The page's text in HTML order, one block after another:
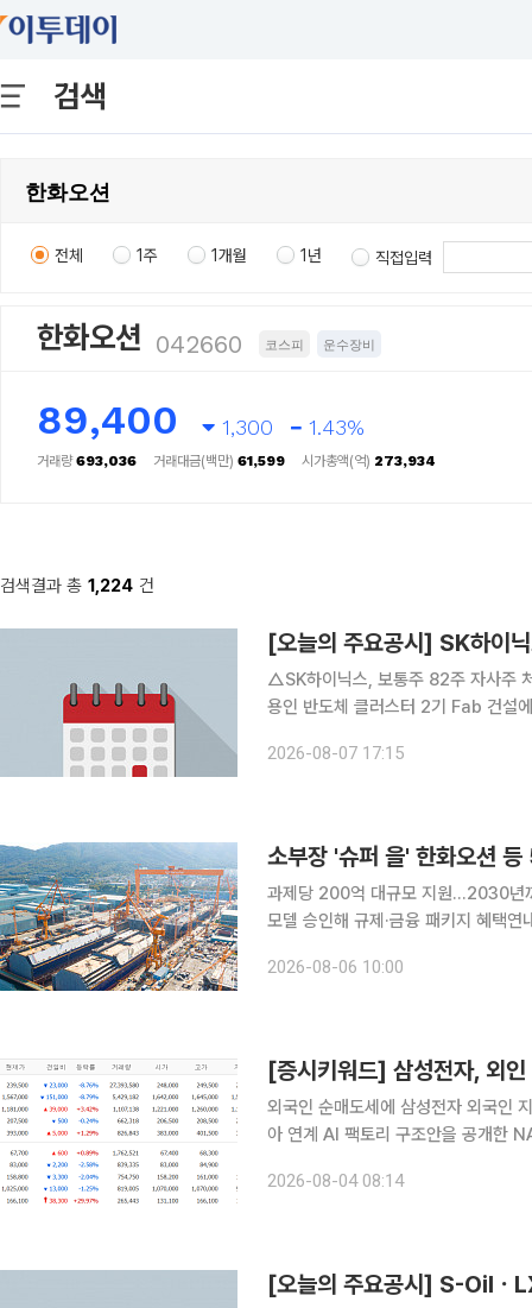
검색
전체 1주 1개월 1년 직접입력
한화오션 042660 코스피 운수장비
89,400 1,300 1.43%
거래량693,036 거래대금(백만) 61,599 시가총액(억) 273,934
검색결과 총 1,224 건
△SK하이닉스, 보통주 82주 자사주 처분.
용인 반도체 클러스터 2기 Fab 건설에 35조
2026년 2분기 잠정 매출 230
2026-08-07 17:15
소부장 '슈퍼 을' 한화오션
과제당 200억 대규모 지원...2030년
모델 승인해 규제·금융 패키지 혜택
로 한화오션 등 5곳을 신규 선정하고
2026-08-06 10:00
[증시키워드] 삼성전자, 외
외국인 순매도세에 삼성전자 외국인
아 연계 AI 팩토리 구조안을 공개한
전자, SK하이닉스, 삼성전기,
2026-08-04 08:14
[오늘의 주요공시] S-Oilㆍ